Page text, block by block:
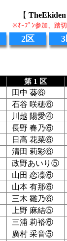
【
※ｵｰﾌﾟﾝ参加、踏
2区
第 1 区
田中 葵⑥
石谷 咲穂⑥
川越 陽愛④
長野 春乃⑥
日髙 花菜⑥
清田 莉彩⑥
政野あいり⑤
山田 恋凜⑥
山本 有那⑥
三木 雛乃⑥
上野 麻結⑤
三浦 莉裕⑥
廣村 采音⑤